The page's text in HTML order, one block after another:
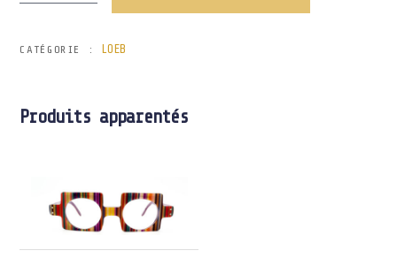
CATÉGORIE : LOEB
Produits apparentés